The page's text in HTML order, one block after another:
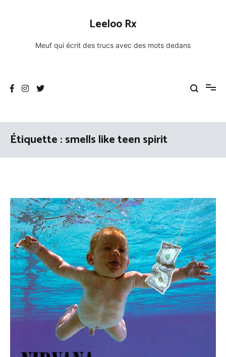
Leeloo Rx
Meuf qui écrit des trucs avec des mots dedans
Étiquette :smells like teen spirit